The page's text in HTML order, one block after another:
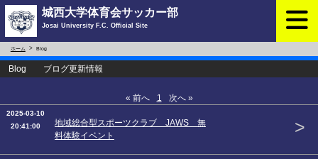
城西大学体育会サッカー部
Josai University F.C. Official Site
ホーム Blog
Blog ブログ更新情報
« 前へ 1 次へ »
2025-03-10
20:41:00
地域総合型スポーツクラブ JAWS 無
料体験イベント
>